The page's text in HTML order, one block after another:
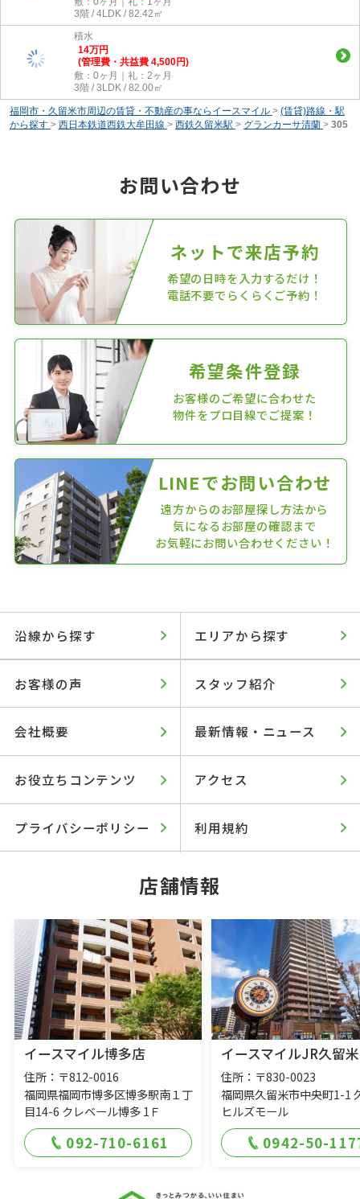
3階 / 4LDK / 82.42㎡
積水
14万円
(管理費・共益費 4,500円)
敷：0ヶ月｜礼：2ヶ月
3階 / 3LDK / 82.00㎡
福岡市・久留米市周辺の賃貸・不動産の事ならイースマイル > (賃貸)路線・駅
から探す > 西日本鉄道西鉄大牟田線 > 西鉄久留米駅 > グランカーサ清蘭 > 305
お問い合わせ
ネットで来店予約
希望の日時を入力するだけ！
電話不要でらくらくご予約！
希望条件登録
お客様のご希望に合わせた
物件をプロ目線でご提案！
LINEでお問い合わせ
遠方からのお部屋探し方法から
気になるお部屋の確認まで
お気軽にお問い合わせください！
沿線から探す エリアから探す
お客様の声 スタッフ紹介
会社概要 最新情報・ニュース
お役立ちコンテンツ アクセス
プライバシーポリシー 利用規約
店舗情報
イースマイル博多店
住所：〒812-0016
福岡県福岡市博多区博多駅南１丁
目14-6 クレベール博多 1Ｆ
092-710-6161
イースマイルJR久留
住所：〒830-0023
福岡県久留米市中央町1-1
ヒルズモール
0942-50-